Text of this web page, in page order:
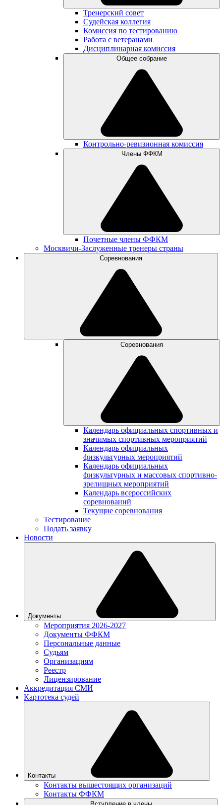
Тренерский совет
Судейская коллегия
Комиссия по тестированию
Работа с ветеранами
Дисциплинарная комиссия
Общее собрание
Контрольно-ревизионная комиссия
Члены ФФКМ
Почетные члены ФФКМ
Москвичи-Заслуженные тренеры страны
Соревнования
Соревнования
Календарь официальных спортивных и
значимых спортивных мероприятий
Календарь официальных
физкультурных мероприятий
Календарь официальных
физкультурных и массовых спортивно-
зрелищных мероприятий
Календарь всероссийских
соревнований
Текущие соревнования
Тестирование
Подать заявку
Новости
Документы
Мероприятия 2026-2027
Документы ФФКМ
Персональные данные
Судьям
Организациям
Реестр
Лицензирование
Аккредитация СМИ
Картотека судей
Контакты
Контакты вышестоящих организаций
Контакты ФФКМ